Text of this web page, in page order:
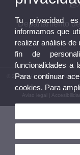
Departamento
© 2026 UV. - Av. Vicent
Aviso legal |Accesibilidad
Tu privacidad
informamos que
realizar análisis de
fin de
funcionalidades a
Para continuar
cookies. Para